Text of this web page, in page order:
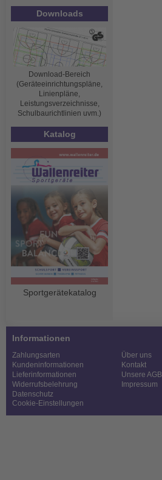
Downloads
Download-Bereich
(Geräteeinrichtungspläne,
Linienpläne,
Leistungsverzeichnisse,
Schulbaurichtlinien uvm.)
Katalog
Sportgerätekatalog
Informationen
Zahlungsarten
Kundeninformationen
Lieferinformationen
Widerrufsbelehrung
Datenschutz
Cookie-Einstellungen
Über uns
Kontakt
Unsere AGB
Impressum